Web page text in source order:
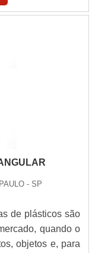
- SP
de plásticos são
quando o
objetos e, para